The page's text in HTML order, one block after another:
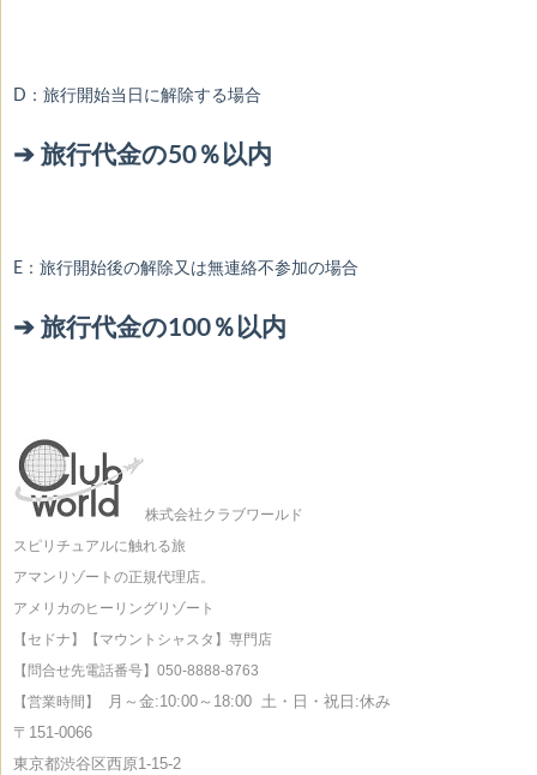
D：旅行開始当日に解除する場合
➔ 旅行代金の50％以内
E：旅行開始後の解除又は無連絡不参加の場合
➔ 旅行代金の100％以内
株式会社クラブワールド
スピリチュアルに触れる旅
アマンリゾートの正規代理店。
アメリカのヒーリングリゾート
【セドナ】【マウントシャスタ】専門店
【問合せ先電話番号】050-8888-8763
【営業時間】
月～金:10:00～18:00 土・日・祝日:休み
〒151-0066
東京都渋谷区西原1-15-2